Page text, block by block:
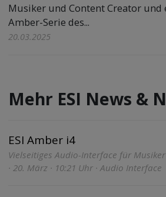
Musiker und Content Creator
Amber-Serie des...
20.03.2025
Mehr ESI News &
ESI Amber i4
Vielseitiges Audio-Interface für
· 20. März · 10:21 Uhr · Audio Interface